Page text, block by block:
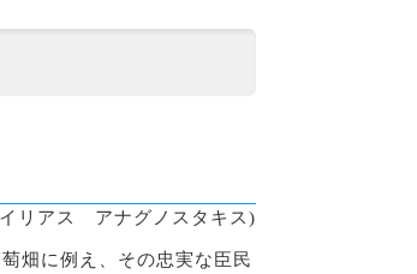
リアス アナグノスタキス)
畑に例え、その忠実な臣民